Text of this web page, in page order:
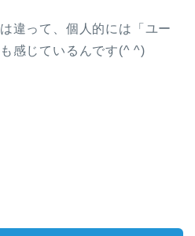
違って、個人的には「ユー
感じているんです(^ ^)